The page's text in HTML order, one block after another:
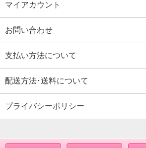
マイアカウント
お問い合わせ
支払い方法について
配送方法･送料について
プライバシーポリシー